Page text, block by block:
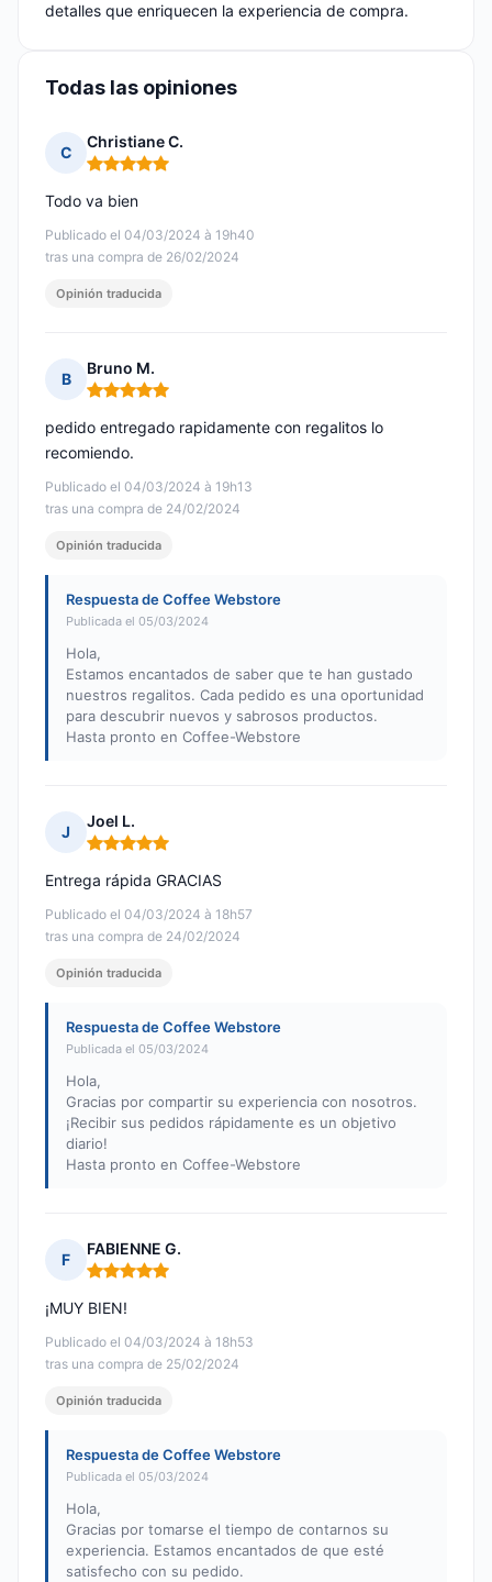
detalles que enriquecen la experiencia de compra.
Todas las opiniones
C
Christiane C.
Nota: 5 de 5
Publicado el 04/03/2024 à 19h40
tras una compra de 26/02/2024
Todo va bien
Opinión traducida
B
Bruno M.
Nota: 5 de 5
Publicado el 04/03/2024 à 19h13
tras una compra de 24/02/2024
pedido entregado rapidamente con regalitos lo
recomiendo.
Opinión traducida
Respuesta de Coffee Webstore
Publicada el 05/03/2024
Hola,
Estamos encantados de saber que te han gustado
nuestros regalitos. Cada pedido es una oportunidad
para descubrir nuevos y sabrosos productos.
Hasta pronto en Coffee-Webstore
J
Joel L.
Nota: 5 de 5
Publicado el 04/03/2024 à 18h57
tras una compra de 24/02/2024
Entrega rápida GRACIAS
Opinión traducida
Respuesta de Coffee Webstore
Publicada el 05/03/2024
Hola,
Gracias por compartir su experiencia con nosotros.
¡Recibir sus pedidos rápidamente es un objetivo
diario!
Hasta pronto en Coffee-Webstore
F
FABIENNE G.
Nota: 5 de 5
Publicado el 04/03/2024 à 18h53
tras una compra de 25/02/2024
¡MUY BIEN!
Opinión traducida
Respuesta de Coffee Webstore
Publicada el 05/03/2024
Hola,
Gracias por tomarse el tiempo de contarnos su
experiencia. Estamos encantados de que esté
satisfecho con su pedido.